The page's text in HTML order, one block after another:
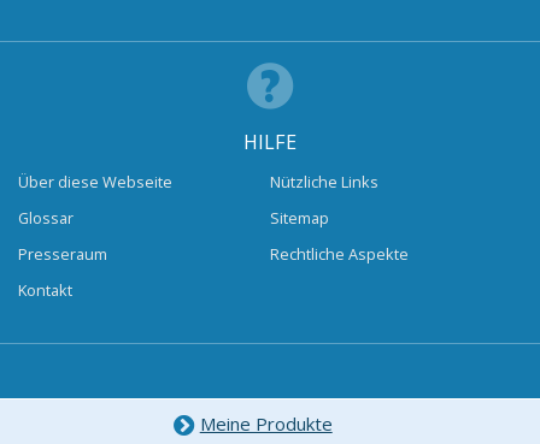
HILFE
Über diese Webseite
Glossar
Presseraum
Kontakt
Nützliche Links
Sitemap
Rechtliche Aspekte
Meine Produkte